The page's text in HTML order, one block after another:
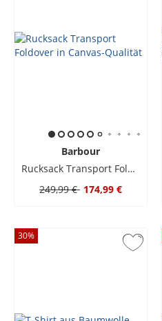
Barbour
Rucksack Transport Foldover in Canvas-Qualität
249,99 € 174,99 €
30%